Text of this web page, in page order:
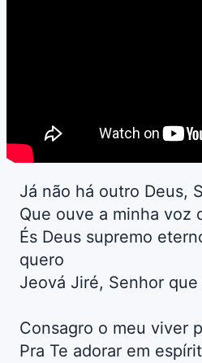
Já não há outro Deus,
Que ouve a minha voz
És Deus supremo
quero
Jeová Jiré, Senhor
Consagro o meu viver
Pra Te adorar em